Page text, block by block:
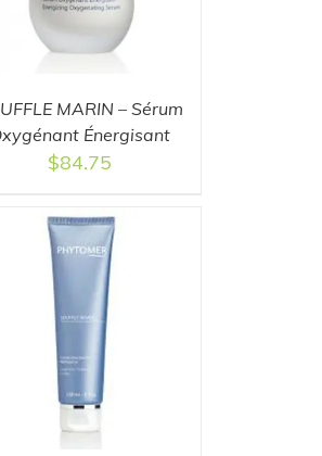
MARIN – Sérum
Énergisant
$84.75